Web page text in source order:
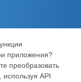
приложения?
преобразовать
API